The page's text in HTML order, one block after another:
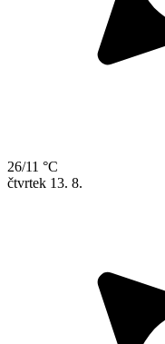
26/11 °C
čtvrtek 13. 8.